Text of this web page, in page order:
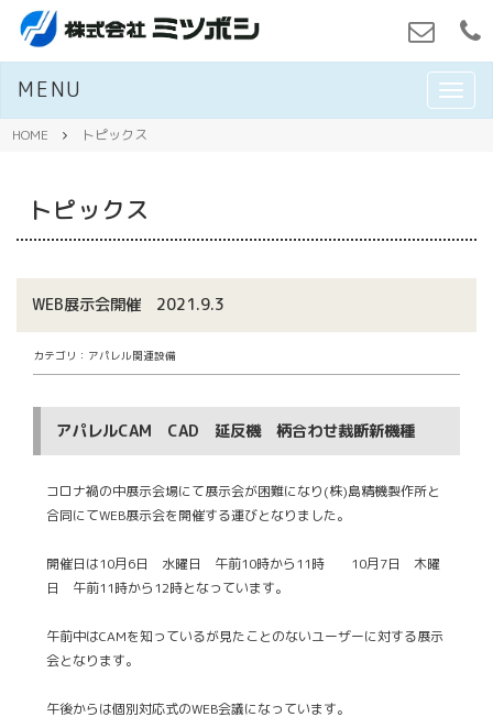
M
E
MENU
HOME トピックス
トピックス
WEB展示会開催 2021.9.3
カテゴリ：アパレル関連設備
アパレルCAM CAD 延反機 柄合わせ裁断新機種
コロナ禍の中展示会場にて展示会が困難になり(株)島精機製作所と
合同にてWEB展示会を開催する運びとなりました。
開催日は10月6日 水曜日 午前10時から11時 10月7日 木曜
日 午前11時から12時となっています。
午前中はCAMを知っているが見たことのないユーザーに対する展示
会となります。
午後からは個別対応式のWEB会議になっています。